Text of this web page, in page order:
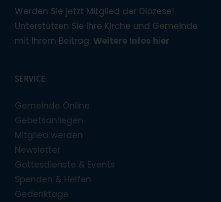
Werden Sie jetzt Mitglied der Diözese!
Unterstützen Sie Ihre Kirche und Gemeinde
mit Ihrem Beitrag. Weitere Infos hier
SERVICE
Gemeinde Online
Gebetsanliegen
Mitglied werden
Newsletter
Gottesdienste & Events
Spenden & Helfen
Gedenktage